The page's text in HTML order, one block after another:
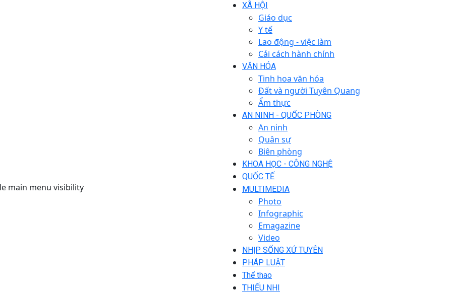
main menu visibility
XÃ HỘI
Giáo dục
Y tế
Lao động - việc làm
Cải cách hành chính
VĂN HÓA
Tinh hoa văn hóa
Đất và người Tuyên Quang
Ẩm thực
AN NINH - QUỐC PHÒNG
An ninh
Quân sự
Biên phòng
KHOA HỌC - CÔNG NGHỆ
QUỐC TẾ
MULTIMEDIA
Photo
Infographic
Emagazine
Video
NHỊP SỐNG XỨ TUYÊN
PHÁP LUẬT
Thể thao
THIẾU NHI